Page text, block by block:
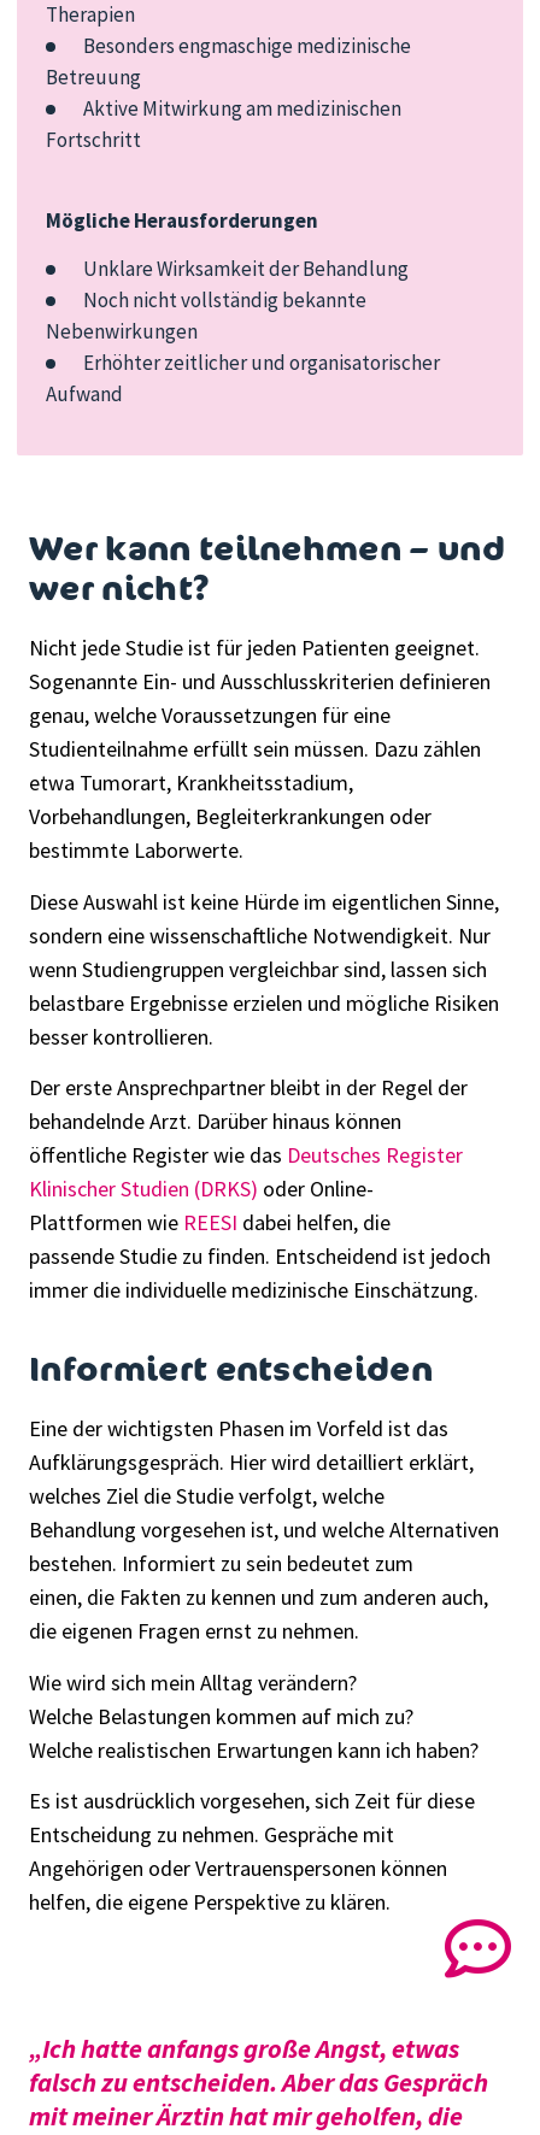
Therapien
Besonders engmaschige medizinische
Betreuung
Aktive Mitwirkung am medizinischen
Fortschritt
Mögliche Herausforderungen
Unklare Wirksamkeit der Behandlung
Noch nicht vollständig bekannte
Nebenwirkungen
Erhöhter zeitlicher und organisatorischer
Aufwand
Wer kann teilnehmen – und
wer nicht?
Nicht jede Studie ist für jeden Patienten geeignet.
Sogenannte Ein- und Ausschlusskriterien definieren
genau, welche Voraussetzungen für eine
Studienteilnahme erfüllt sein müssen. Dazu zählen
etwa Tumorart, Krankheitsstadium,
Vorbehandlungen, Begleiterkrankungen oder
bestimmte Laborwerte.
Diese Auswahl ist keine Hürde im eigentlichen Sinne,
sondern eine wissenschaftliche Notwendigkeit. Nur
wenn Studiengruppen vergleichbar sind, lassen sich
belastbare Ergebnisse erzielen und mögliche Risiken
besser kontrollieren.
Der erste Ansprechpartner bleibt in der Regel der
behandelnde Arzt. Darüber hinaus können
öffentliche Register wie das Deutsches Register
Klinischer Studien (DRKS) oder Online-
Plattformen wie REESI dabei helfen, die
passende Studie zu finden. Entscheidend ist jedoch
immer die individuelle medizinische Einschätzung.
Informiert entscheiden
Eine der wichtigsten Phasen im Vorfeld ist das
Aufklärungsgespräch. Hier wird detailliert erklärt,
welches Ziel die Studie verfolgt, welche
Behandlung vorgesehen ist, und welche Alternativen
bestehen. Informiert zu sein bedeutet zum
einen, die Fakten zu kennen und zum anderen auch,
die eigenen Fragen ernst zu nehmen.
Wie wird sich mein Alltag verändern?
Welche Belastungen kommen auf mich zu?
Welche realistischen Erwartungen kann ich haben?
Es ist ausdrücklich vorgesehen, sich Zeit für diese
Entscheidung zu nehmen. Gespräche mit
Angehörigen oder Vertrauenspersonen können
helfen, die eigene Perspektive zu klären.
„Ich hatte anfangs große Angst, etwas
falsch zu entscheiden. Aber das Gespräch
mit meiner Ärztin hat mir geholfen, die